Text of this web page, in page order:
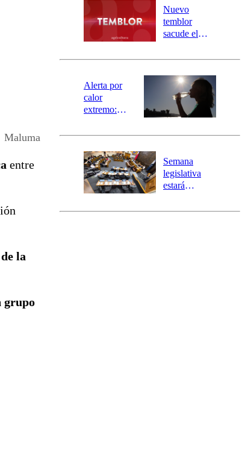
Maluma
entre
la
grupo
río Damas:
activa
mensajería
SAE
Nuevo
temblor
sacude el
revisa la
epicentro
Alerta por
calor
extremo:
activa Alerta
Preventiva en
tres comunas
Semana
legislativa
estará
el fin de la